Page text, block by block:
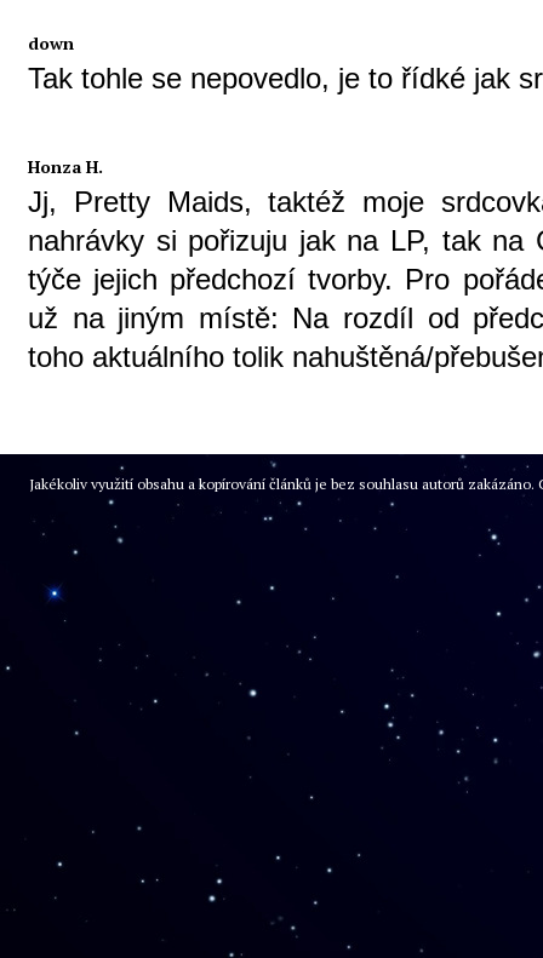
down
Tak tohle se nepovedlo, je to řídké jak
Honza H.
Jj, Pretty Maids, taktéž moje
nahrávky si pořizuju jak na LP, tak
týče jejich předchozí tvorby. Pro
už na jiným místě: Na rozdíl od
toho aktuálního tolik nahuštěná/
Jakékoliv využití obsahu a kopírování článků je bez souhlasu autorů